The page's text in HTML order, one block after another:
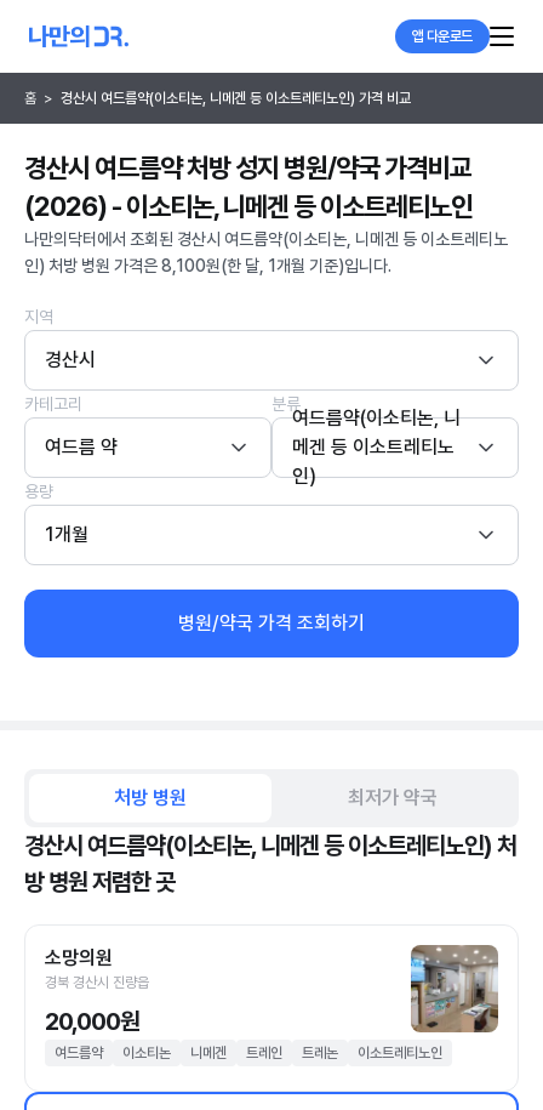
앱 다운로드
홈 > 경산시 여드름약(이소티논, 니메겐 등 이소트레티노인) 가격 비교
경산시 여드름약 처방 성지 병원/약국 가격비교
(2026) - 이소티논, 니메겐 등 이소트레티노인
나만의닥터에서 조회된 경산시 여드름약(이소티논, 니메겐 등 이소트레티노
인) 처방 병원 가격은 8,100원(한 달, 1개월 기준)입니다.
지역
경산시
카테고리
여드름 약
분류
여드름약(이소티논, 니
메겐 등 이소트레티노
인)
용량
1개월
병원/약국 가격 조회하기
처방 병원 최저가 약국
경산시 여드름약(이소티논, 니메겐 등 이소트레티노인) 처
방 병원 저렴한 곳
소망의원
경북 경산시 진량읍
20,000원
여드름약 이소티논 니메겐 트레인 트레논 이소트레티노인